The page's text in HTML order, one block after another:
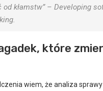
kłamstw” – Developing
które
wiem, że analiza sprawy